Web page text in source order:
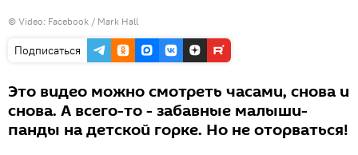
© Video: Facebook / Mark Hall
Подписаться
Это видео можно смотреть часами, снова и
снова. А всего-то - забавные малыши-
панды на детской горке. Но не оторваться!